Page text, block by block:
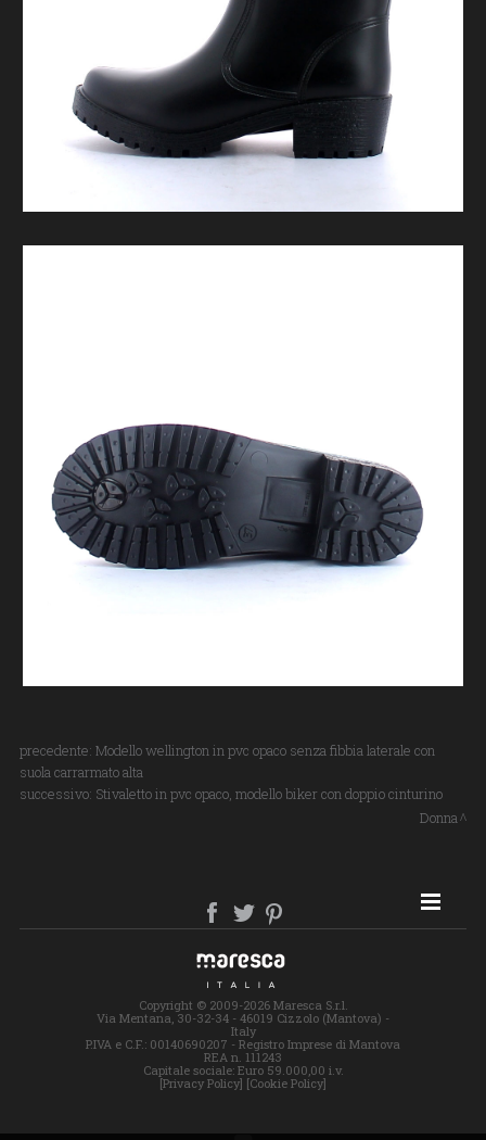
precedente: Modello wellington in pvc opaco senza fibbia laterale con
suola carrarmato alta
successivo: Stivaletto in pvc opaco, modello biker con doppio cinturino
Donna
SITE MAP
Copyright © 2009-2026 Maresca S.r.l.
Via Mentana, 30-32-34 - 46019 Cizzolo (Mantova) -
Italy
P.IVA e C.F.: 00140690207 - Registro Imprese di Mantova
REA n. 111243
Capitale sociale: Euro 59.000,00 i.v.
[Privacy Policy] [Cookie Policy]